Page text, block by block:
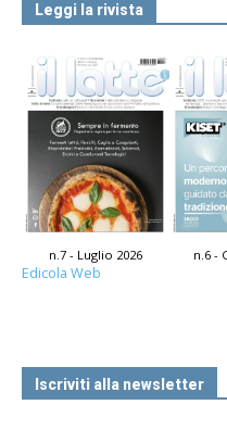
Leggi la rivista
n.7 - Luglio 2026 n.6 -
Edicola Web
Iscriviti alla newsletter